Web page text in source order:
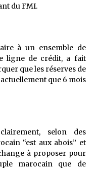
du FMI.
à un ensemble de
ligne de crédit, a fait
que les réserves de
que 6 mois
selon des
“est aux abois” et
à proposer pour
marocain que de